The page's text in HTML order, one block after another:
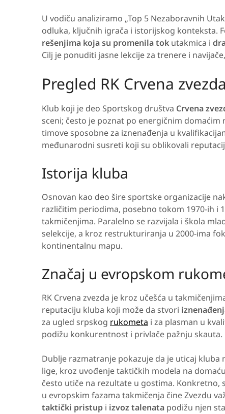
U vodiču analiziramo „Top 5 Nezaboravnih
odluka, ključnih igrača i istorijskog konteksta.
rešenjima koja su promenila tok utakmica i
Cilj je ponuditi jasne lekcije za trenere i
Pregled RK Crvena zvezda
Klub koji je deo Sportskog društva Crvena
sceni; često je poznat po energičnim
timove sposobne za iznenađenja u
međunarodni susreti koji su oblikovali
Istorija kluba
Osnovan kao deo šire sportske organizacije
različitim periodima, posebno tokom 1970-ih i
takmičenjima. Paralelno se razvijala i škola
selekcije, a kroz restrukturiranja u 2000-ima
kontinentalnu mapu.
Značaj u evropskom
RK Crvena zvezda je kroz učešća u
reputaciju kluba koji može da stvori
za ugled srpskog rukometa i za plasman u
podižu konkurentnost i privlače pažnju skauta.
Dublje razmatranje pokazuje da je uticaj
lige, kroz uvođenje taktičkih modela na
često utiče na rezultate u gostima.
u evropskim fazama takmičenja čine Zvezdu
taktički pristup i izvoz talenata podižu njen